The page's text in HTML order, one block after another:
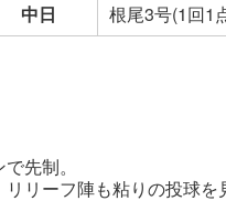
中日
根尾3号(1回1
先制。
リーフ陣も粘りの投球